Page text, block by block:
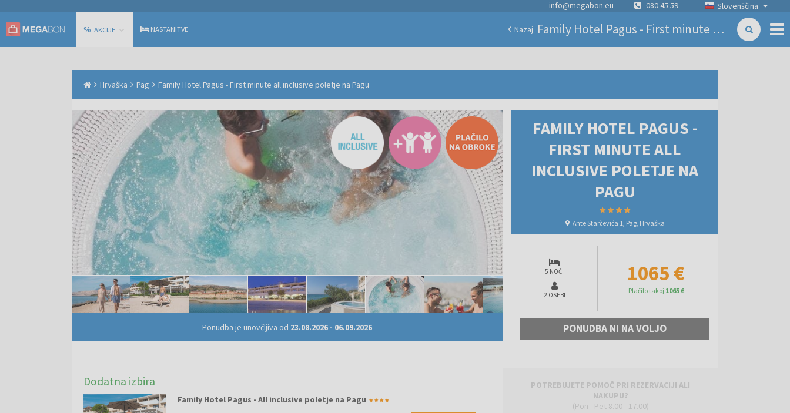
Slovenščina
info@megabon.eu 080 45 59
% AKCIJE NASTANITVE Nazaj Family Hotel Pagus - First minute all inclusive poletje na Pagu
Hrvaška Pag Family Hotel Pagus - First minute all inclusive poletje na Pagu
FAMILY HOTEL PAGUS -
FIRST MINUTE ALL
INCLUSIVE POLETJE NA
PAGU
Ante Starčevića 1, Pag, Hrvaška
5 NOČI
2 OSEBI
1065 €
Plačilo takoj 1065 €
PONUDBA NI NA VOLJO
Ponudba je unovčljiva od 23.08.2026 - 06.09.2026
Dodatna izbira
Family Hotel Pagus - All inclusive poletje na Pagu
POTREBUJETE POMOČ PRI REZERVACIJI ALI
NAKUPU?
(Pon - Pet 8.00 - 17.00)